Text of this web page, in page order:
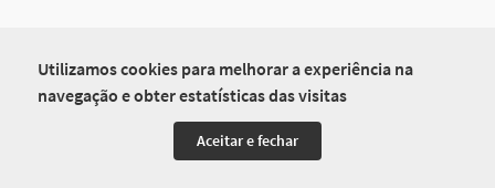
Utilizamos cookies para melhorar a experiência na
navegação e obter estatísticas das visitas
Aceitar e fechar